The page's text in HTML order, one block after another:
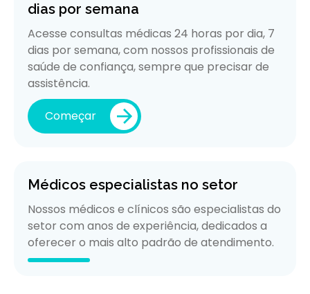
dias por semana
Acesse consultas médicas 24 horas por dia, 7
dias por semana, com nossos profissionais de
saúde de confiança, sempre que precisar de
assistência.
Começar
Médicos especialistas no setor
Nossos médicos e clínicos são especialistas do
setor com anos de experiência, dedicados a
oferecer o mais alto padrão de atendimento.